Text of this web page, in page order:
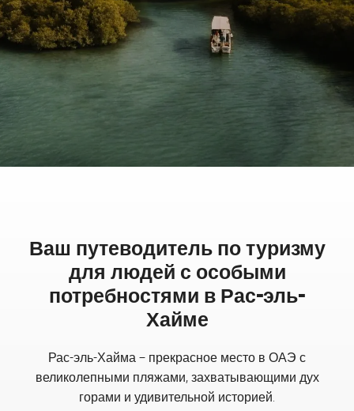
🇰🇿 KK Оқиға Іздеу
Ваш путеводитель по туризму
для людей с особыми
потребностями в Рас-эль-
Хайме
Рас-эль-Хайма – прекрасное место в ОАЭ с
великолепными пляжами, захватывающими дух
горами и удивительной историей.